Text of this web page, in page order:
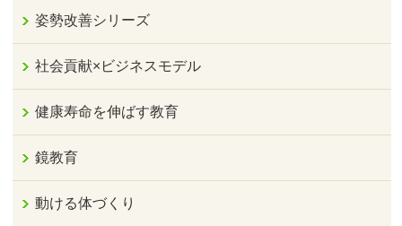
姿勢改善シリーズ
社会貢献×ビジネスモデル
健康寿命を伸ばす教育
鏡教育
動ける体づくり